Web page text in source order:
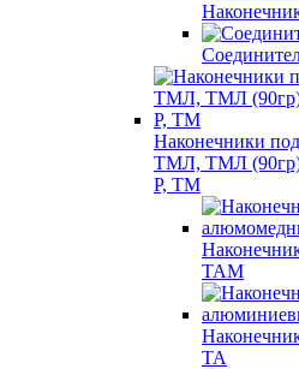
Наконечники
ТМЛ, ТМЛ
Р, ТМ
ТАМ
ТА